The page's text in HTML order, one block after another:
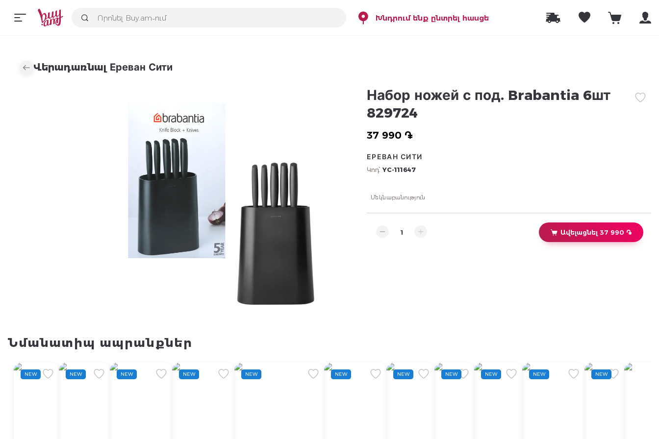
Խնդրում ենք ընտրել հասցե
Վերադառնալ Ереван Сити
Набор ножей с под. Brabantia 6шт
829724
37 990 ֏
ЕРЕВАН СИТИ
Կոդ՝ YC-111647
Մեկնաբանություն
Ավելացնել 37 990 ֏
Նմանատիպ ապրանքներ
NEW NEW NEW NEW NEW NEW NEW NEW NEW NEW NEW